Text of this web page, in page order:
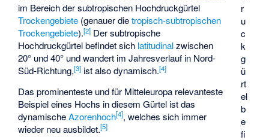
r
u
c
k
g
ü
rt
el
b
e
fi
im Bereich der subtropischen Hochdruckgürtel
Trockengebiete (genauer dietropisch-subtropischen
Trockengebiete).[2] Der subtropische
Hochdruckgürtel befindet sich latitudinalzwischen
20° und 40° und wandert im Jahresverlauf in Nord-
Süd-Richtung,[3] ist also dynamisch.[4]
Das prominenteste und für Mitteleuropa relevanteste
Beispiel eines Hochs in diesem Gürtel ist das
dynamischeAzorenhoch[4], welches sich immer
wieder neu ausbildet.[5]